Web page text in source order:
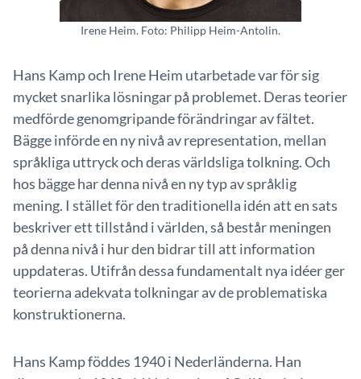
Irene Heim. Foto: Philipp Heim-Antolin.
Hans Kamp och Irene Heim utarbetade var för sig
mycket snarlika lösningar på problemet. Deras teorier
medförde genomgripande förändringar av fältet.
Bägge införde en ny nivå av representation, mellan
språkliga uttryck och deras världsliga tolkning. Och
hos bägge har denna nivå en ny typ av språklig
mening. I stället för den traditionella idén att en sats
beskriver ett tillstånd i världen, så består meningen
på denna nivå i hur den bidrar till att information
uppdateras. Utifrån dessa fundamentalt nya idéer ger
teorierna adekvata tolkningar av de problematiska
konstruktionerna.
Hans Kamp föddes 1940 i Nederländerna. Han